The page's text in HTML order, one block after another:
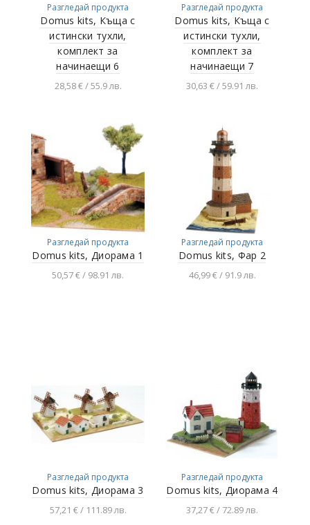
Разгледай продукта
Domus kits, Къща с
истински тухли,
комплект за
начинаещи 6
28,58 € / 55.9 лв.
Разгледай продукта
Domus kits, Къща с
истински тухли,
комплект за
начинаещи 7
30,63 € / 59.91 лв.
Разгледай продукта
Domus kits, Диорама 1
50,57 € / 98.91 лв.
Разгледай продукта
Domus kits, Фар 2
46,99 € / 91.9 лв.
Разгледай продукта
Domus kits, Диорама 3
57,21 € / 111.89 лв.
Разгледай продукта
Domus kits, Диорама 4
37,27 € / 72.89 лв.